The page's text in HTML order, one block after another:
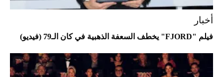
أخبار
فيلم "FJORD" يخطف السعفة الذهبية في كان الـ79 (فيديو)